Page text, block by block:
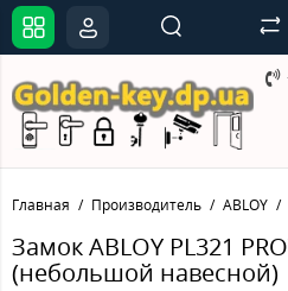
Главная Производитель ABLOY
Замок ABLOY PL321
(небольшой навесной)